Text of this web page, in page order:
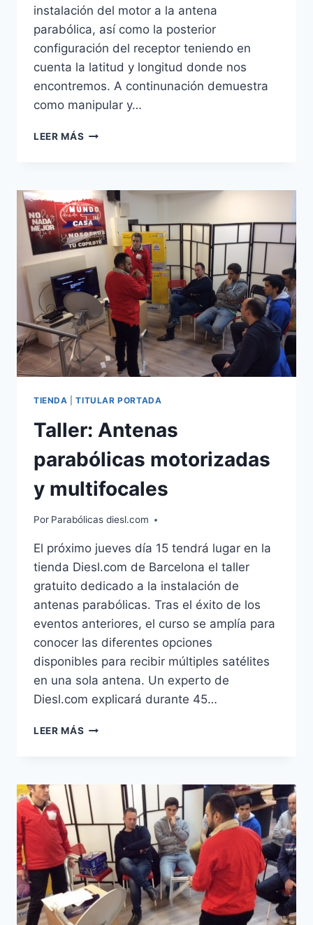
instalación del motor a la antena
parabólica, así como la posterior
configuración del receptor teniendo en
cuenta la latitud y longitud donde nos
encontremos. A continunación demuestra
como manipular y…
LEER MÁS VÍDEO:
ANTENA
PARABÓLICA
CON
MOTOR
USALS
TIENDA |TITULAR PORTADA
Taller: Antenas
parabólicas motorizadas
y multifocales
Por Parabólicas diesl.com
El próximo jueves día 15 tendrá lugar en la
tienda Diesl.com de Barcelona el taller
gratuito dedicado a la instalación de
antenas parabólicas. Tras el éxito de los
eventos anteriores, el curso se amplía para
conocer las diferentes opciones
disponibles para recibir múltiples satélites
en una sola antena. Un experto de
Diesl.com explicará durante 45…
LEER MÁS TALLER:
Y
MULTIFOCALES